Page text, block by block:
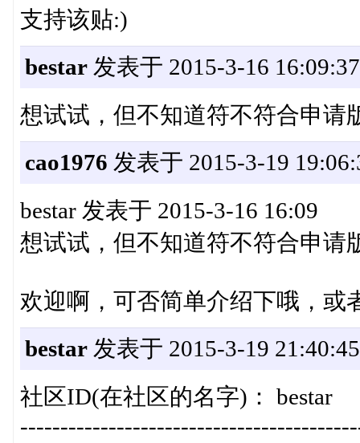
支持该贴:)
bestar发表于 2015-3-16 16:09:37
想试试，但不知道符不符合申请
cao1976 发表于 2015-3-19
bestar 发表于 2015-3-16 16:09
想试试，但不知道符不符合申请
欢迎啊，可否简单介绍下哦，或
bestar发表于 2015-3-19 21:40:45
社区ID(在社区的名字)： bestar